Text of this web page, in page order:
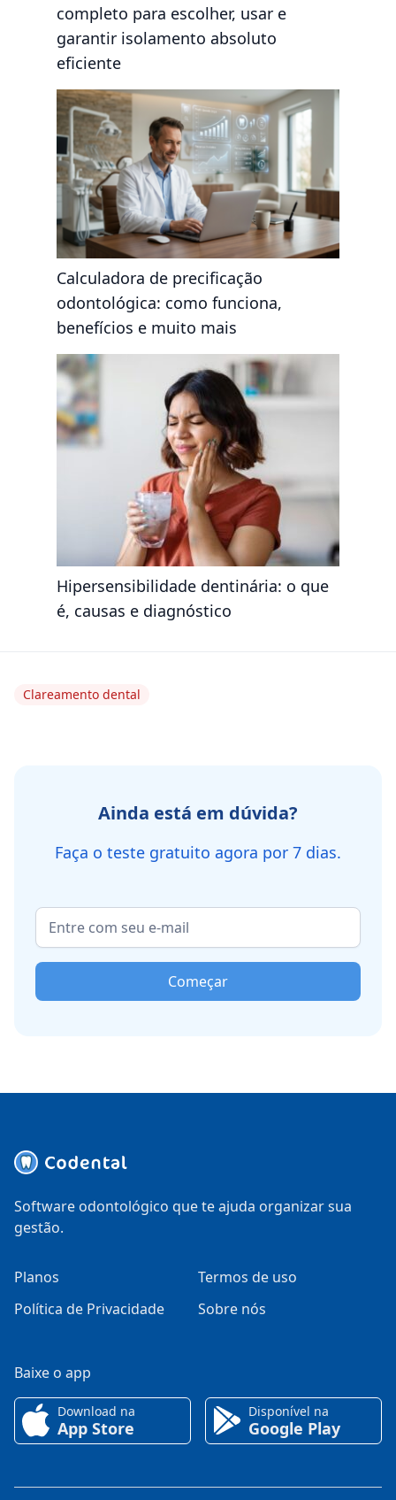
completo para escolher, usar e
garantir isolamento absoluto
eficiente
Calculadora de precificação
odontológica: como funciona,
benefícios e muito mais
Hipersensibilidade dentinária: o que
é, causas e diagnóstico
Clareamento dental
Ainda está em dúvida?
Faça o teste gratuito agora por 7 dias.
Começar
Software odontológico que te ajuda organizar sua
gestão.
Planos
Termos de uso
Política de Privacidade
Sobre nós
Baixe o app
Download na
App Store
Disponível na
Google Play